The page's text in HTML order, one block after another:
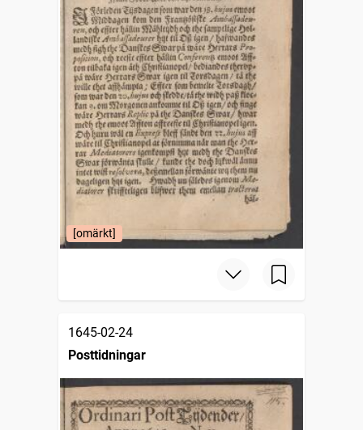
[omärkt]
1645-02-24
Posttidningar